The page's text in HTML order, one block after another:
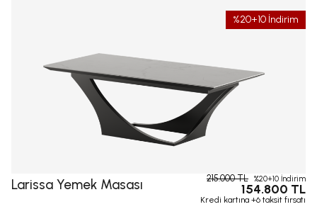
%20+10 İndirim
Larissa Yemek Masası 215.000 TL %20+10 İndirim
154.800 TL
Kredi kartına +6 taksit fırsatı